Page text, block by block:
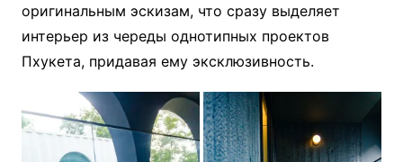
оригинальным эскизам, что сразу выделяет
интерьер из череды однотипных проектов
Пхукета, придавая ему эксклюзивность.